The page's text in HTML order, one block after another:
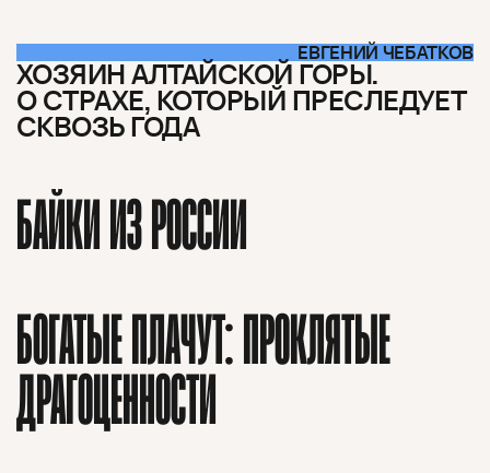
ЕВГЕНИЙ ЧЕБАТКОВ
ХОЗЯИН АЛТАЙСКОЙ ГОРЫ.
О СТРАХЕ, КОТОРЫЙ ПРЕСЛЕДУЕТ
СКВОЗЬ ГОДА
БАЙКИ ИЗ РОССИИ
БОГАТЫЕ ПЛАЧУТ: ПРОКЛЯТЫЕ
ДРАГОЦЕННОСТИ